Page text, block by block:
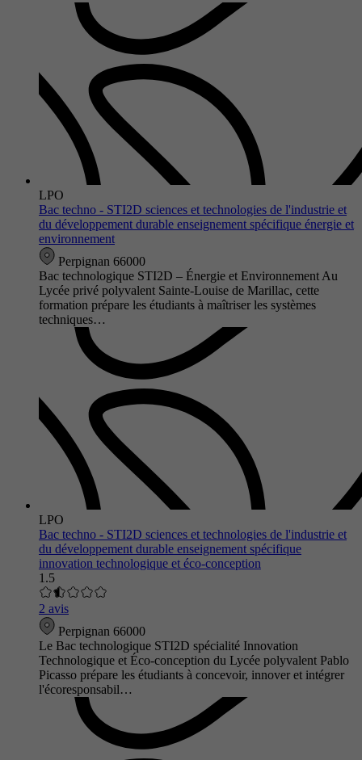
LPO
Bac techno - STI2D sciences et technologies de l'industrie et
du développement durable enseignement spécifique énergie et
environnement
Perpignan 66000
Bac technologique STI2D – Énergie et Environnement Au
Lycée privé polyvalent Sainte-Louise de Marillac, cette
formation prépare les étudiants à maîtriser les systèmes
techniques…
LPO
Bac techno - STI2D sciences et technologies de l'industrie et
du développement durable enseignement spécifique
innovation technologique et éco-conception
1.5
2 avis
Perpignan 66000
Le Bac technologique STI2D spécialité Innovation
Technologique et Éco-conception du Lycée polyvalent Pablo
Picasso prépare les étudiants à concevoir, innover et intégrer
l'écoresponsabil…